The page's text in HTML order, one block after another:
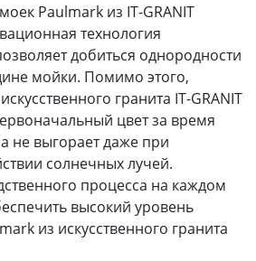
Paulmark из IT-GRANIT
технология
добиться однородности
мойки. Помимо этого,
гранита IT-GRANIT
цвет за время
не выгорает даже при
солнечных лучей.
процесса на каждом
высокий уровень
из искусственного гранита